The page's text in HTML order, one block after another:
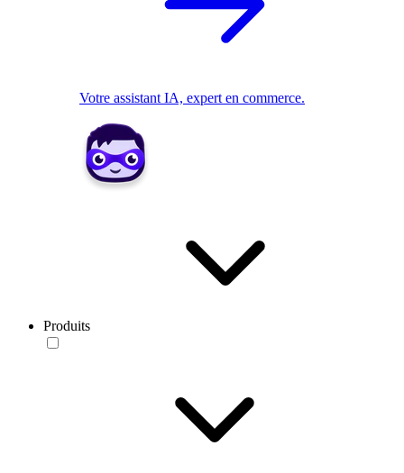
Votre assistant IA, expert en commerce.
Produits